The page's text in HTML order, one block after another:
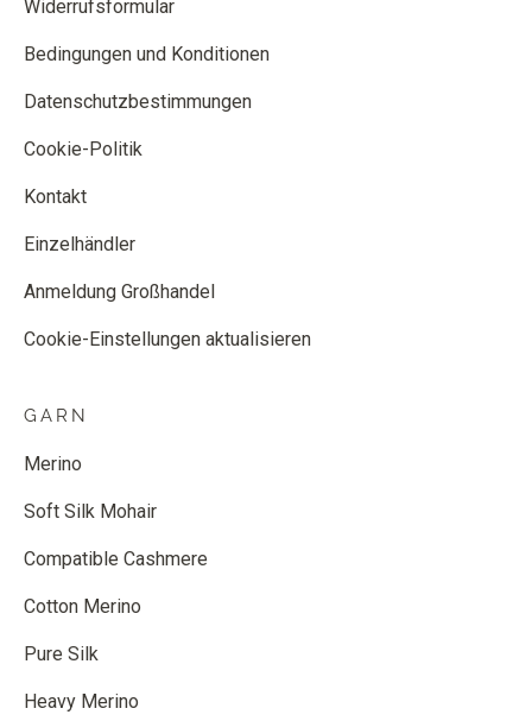
Widerrufsformular
Bedingungen und Konditionen
Datenschutzbestimmungen
Cookie-Politik
Kontakt
Einzelhändler
Anmeldung Großhandel
Cookie-Einstellungen aktualisieren
GARN
Merino
Soft Silk Mohair
Compatible Cashmere
Cotton Merino
Pure Silk
Heavy Merino